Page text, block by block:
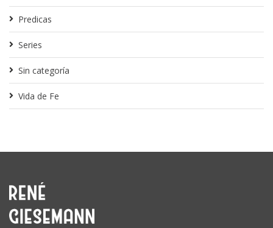
Predicas
Series
Sin categoría
Vida de Fe